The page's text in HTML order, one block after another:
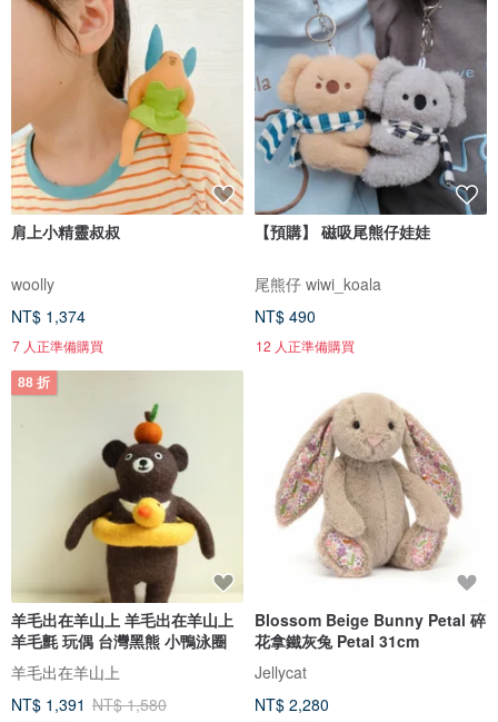
肩上小精靈叔叔
woolly
NT$ 1,374
7 人正準備購買
【預購】 磁吸尾熊仔娃娃
尾熊仔 wiwi_koala
NT$ 490
12 人正準備購買
88 折
羊毛出在羊山上 羊毛出在羊山上
羊毛氈 玩偶 台灣黑熊 小鴨泳圈
羊毛出在羊山上
NT$ 1,391 NT$ 1,580
Blossom Beige Bunny Petal 碎
花拿鐵灰兔 Petal 31cm
Jellycat
NT$ 2,280